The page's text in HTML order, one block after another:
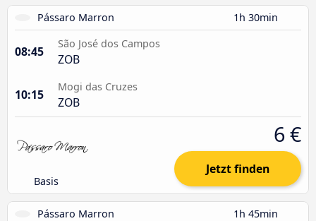
Pássaro Marron 1h 30min
08:45
São José dos Campos
ZOB
10:15
Mogi das Cruzes
ZOB
Basis
6 €
Jetzt finden
Pássaro Marron 1h 45min